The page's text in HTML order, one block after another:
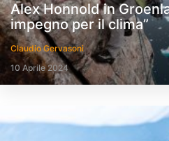
Alex Honnold in
impegno per il clima”
Claudio Gervasoni
10 Aprile 2024